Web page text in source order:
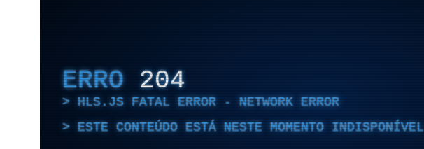
ERRO 204
HLS.JS FATAL ERROR - NETWORK ERROR
ESTE CONTEÚDO ESTÁ NESTE MOMENTO INDISPONÍVEL